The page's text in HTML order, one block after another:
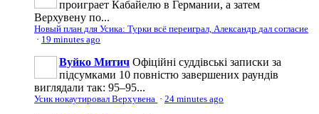
проиграет Кабайелю в Германии, а затем
Верхувену по...
Новый план для Усика: Турки всё переиграл, Александр дал согласие
· 19 minutes ago
Вуйко Митич Офіційні суддівські записки за
підсумками 10 повністю завершених раундів
виглядали так: 95–95...
Усик нокаутировал Верхувена · 24 minutes ago